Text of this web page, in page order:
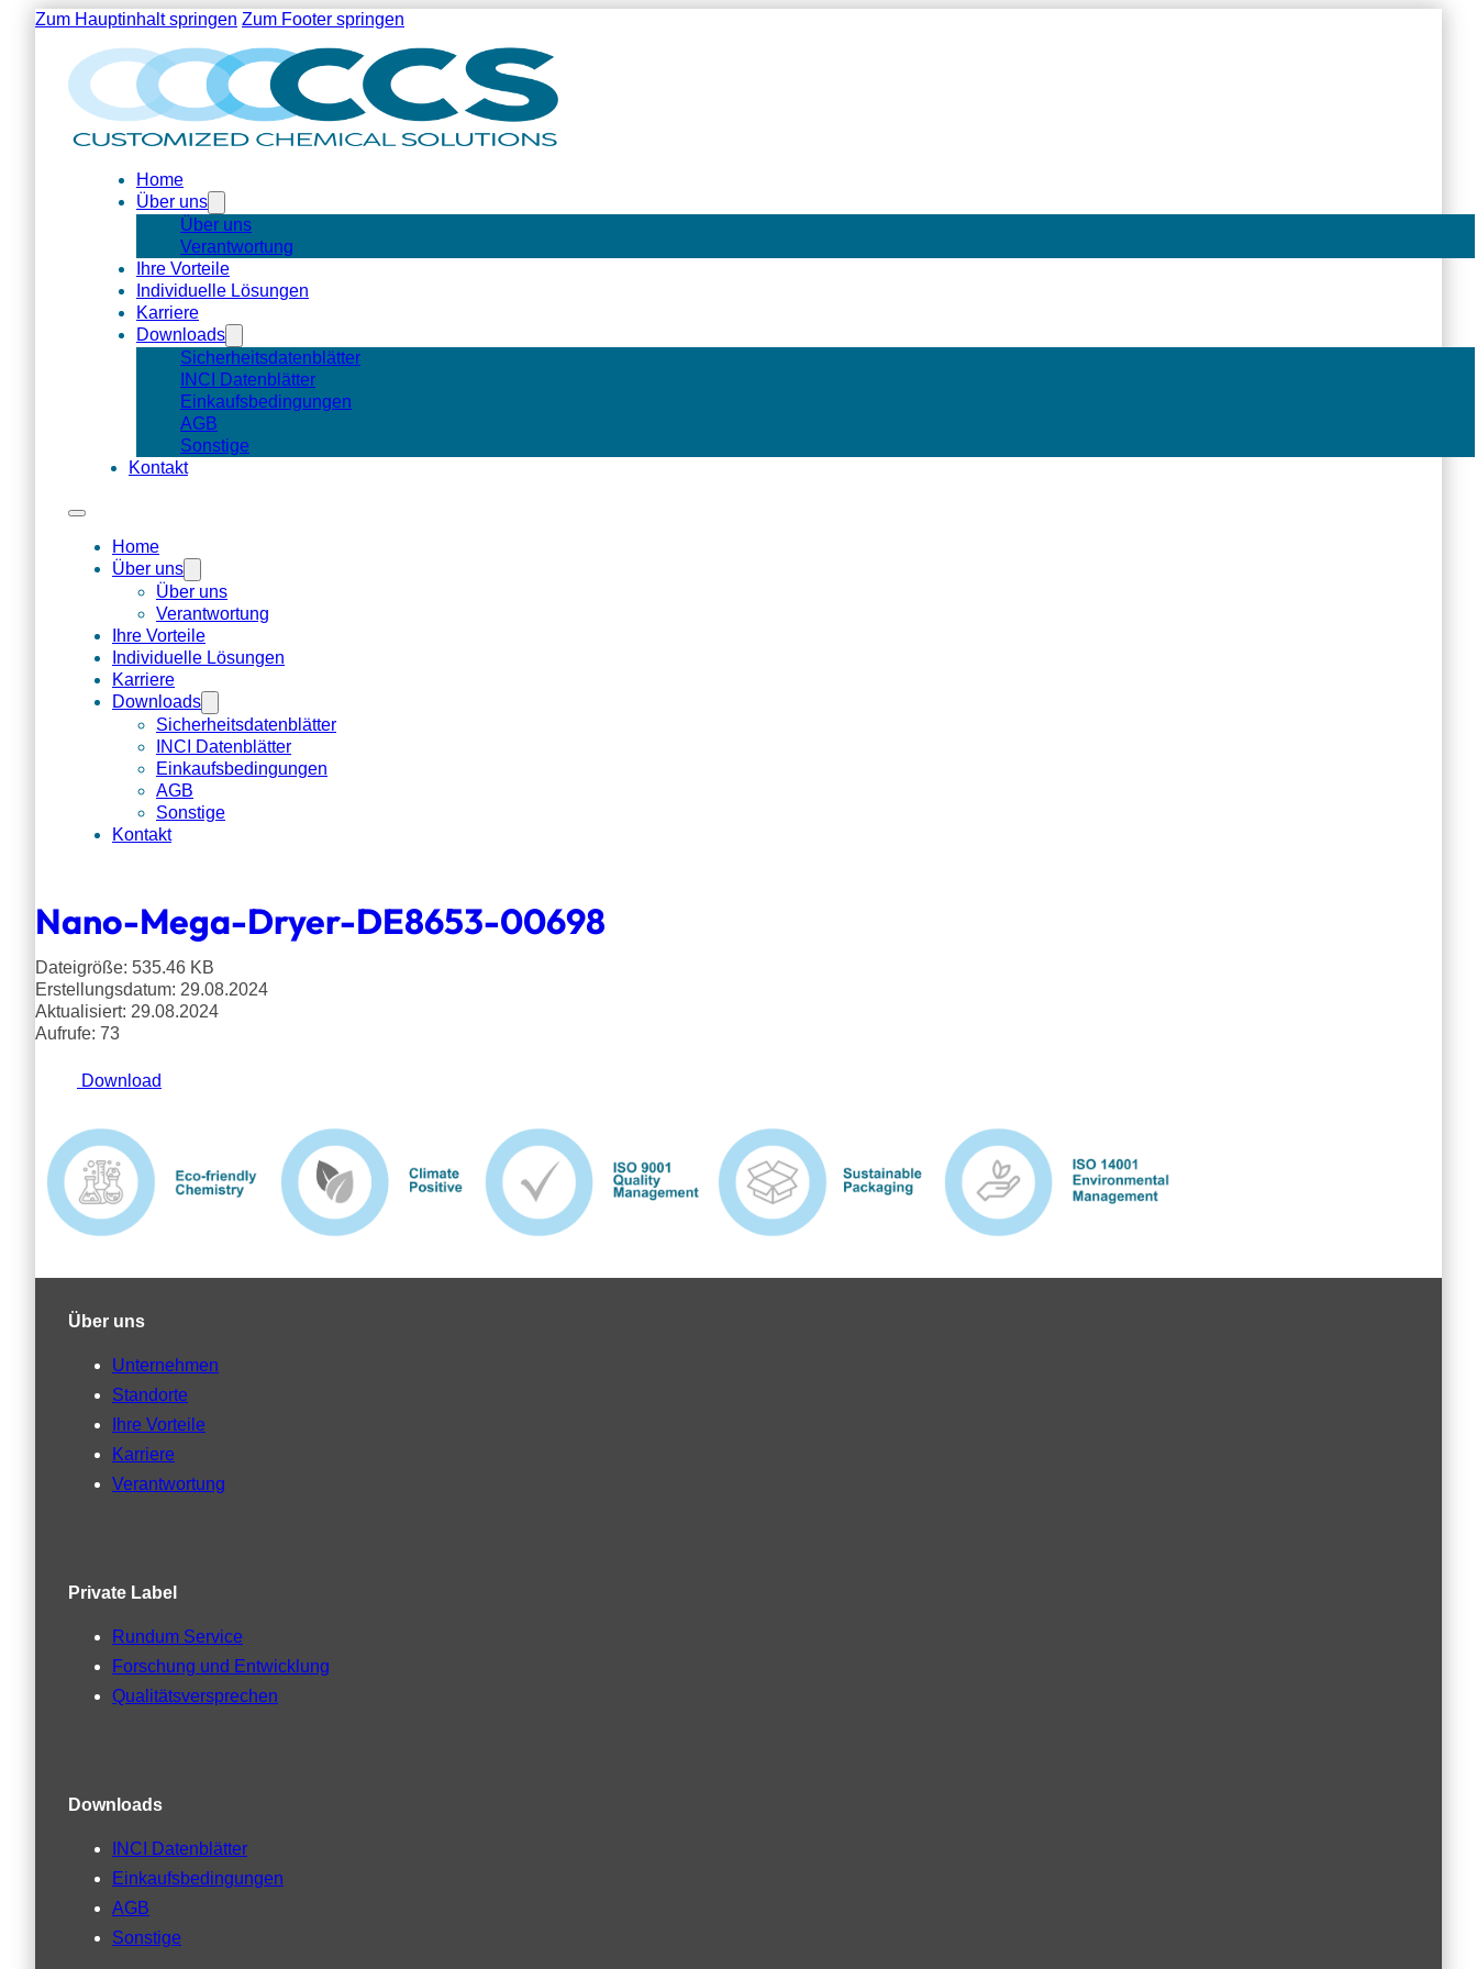
Zum Hauptinhalt springen Zum Footer springen
Home
Über uns
Über uns
Verantwortung
Ihre Vorteile
Individuelle Lösungen
Karriere
Downloads
Sicherheitsdatenblätter
INCI Datenblätter
Einkaufsbedingungen
AGB
Sonstige
Kontakt
Home
Über uns
Über uns
Verantwortung
Ihre Vorteile
Individuelle Lösungen
Karriere
Downloads
Sicherheitsdatenblätter
INCI Datenblätter
Einkaufsbedingungen
AGB
Sonstige
Kontakt
Nano-Mega-Dryer-DE8653-00698
Dateigröße: 535.46 KB
Erstellungsdatum: 29.08.2024
Aktualisiert: 29.08.2024
Aufrufe: 73
Download
Über uns
Unternehmen
Standorte
Ihre Vorteile
Karriere
Verantwortung
Private Label
Rundum Service
Forschung und Entwicklung
Qualitätsversprechen
Downloads
INCI Datenblätter
Einkaufsbedingungen
AGB
Sonstige